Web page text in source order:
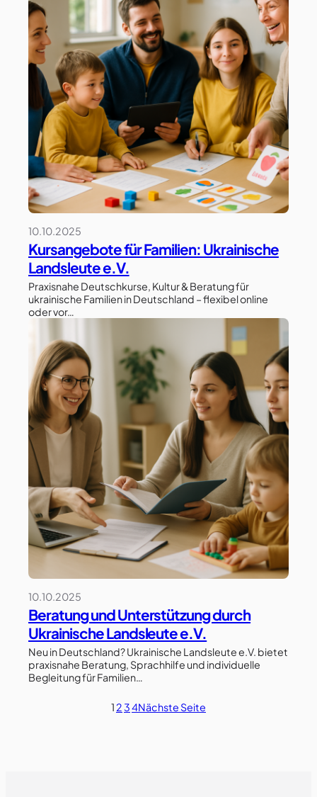
10.10.2025
Kursangebote für Familien: Ukrainische
Landsleute e.V.
Praxisnahe Deutschkurse, Kultur & Beratung für
ukrainische Familien in Deutschland – flexibel online
oder vor…
10.10.2025
Beratung und Unterstützung durch
Ukrainische Landsleute e.V.
Neu in Deutschland? Ukrainische Landsleute e.V. bietet
praxisnahe Beratung, Sprachhilfe und individuelle
Begleitung für Familien…
12 34Nächste Seite